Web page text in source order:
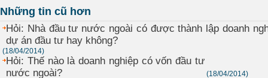
Những tin cũ hơn
Hỏi: Nhà đầu tư nước ngoài có được thành lập doanh
dự án đầu tư hay không?
(18/04/2014)
Hỏi: Thế nào là doanh nghiệp có vốn đầu tư
nước ngoài?
(18/04/2014)